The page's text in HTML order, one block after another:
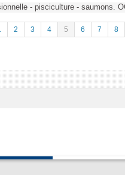
- pisciculture - saumons.
2 3 4 5 6 7 8